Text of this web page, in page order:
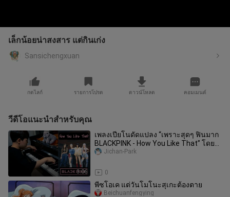
เล็กน้อยน่าสงสาร แต่กินเก่ง
Sansichengxuan
กดไลก์ รายการโปรด ดาวน์โหลด คอมเมนต์
วีดีโอแนะนำสำหรับคุณ
3:06
เพลงเปียโนดัดแปลง “เพราะสุดๆ ฟินมาก
BLACKPINK - How You Like That” โดย
Jichan Park
0
Jichan-Park
พีซโอเค แต่วันโมโนะสุเกะต้องตาย
Beichuanfengying